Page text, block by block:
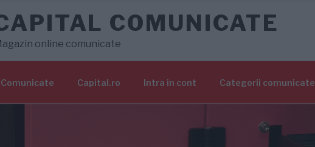
COMUNICATE
online comunicate
Comunicate Capital.ro Intra in cont Categorii comunicate